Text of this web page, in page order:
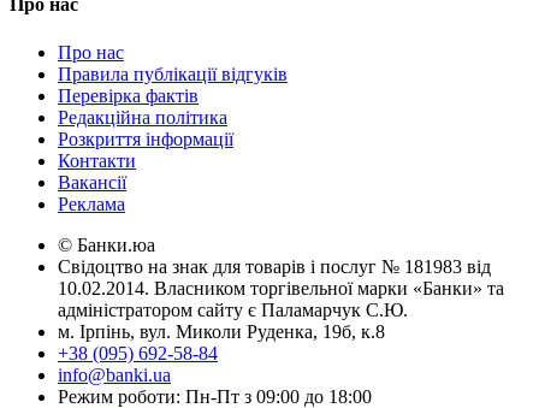
Про нас
Про нас
Правила публікації відгуків
Перевірка фактів
Редакційна політика
Розкриття інформації
Контакти
Вакансії
Реклама
© Банки.юа
Свідоцтво на знак для товарів і послуг № 181983 від
10.02.2014. Власником торгівельної марки «Банки» та
адміністратором сайту є Паламарчук С.Ю.
м. Ірпінь, вул. Миколи Руденка, 19б, к.8
+38 (095) 692-58-84
info@banki.ua
Режим роботи: Пн-Пт з 09:00 до 18:00